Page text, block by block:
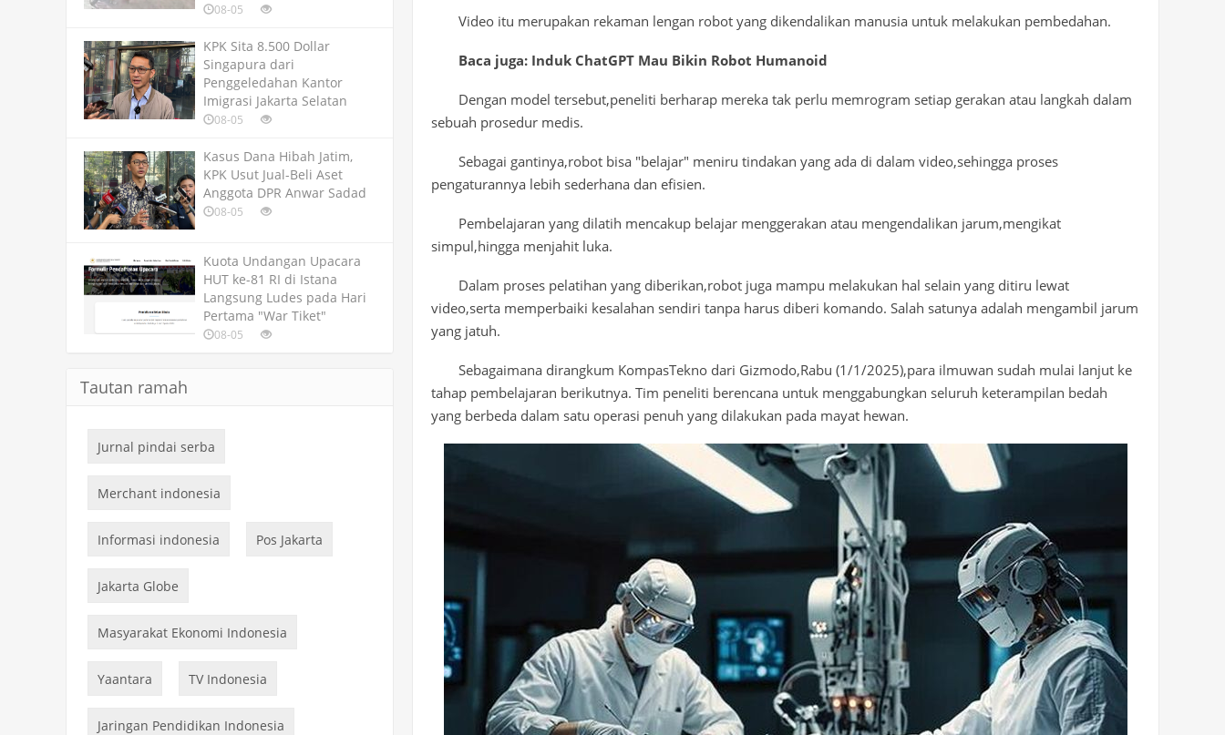
08-05
KPK Sita 8.500 Dollar
Singapura dari
Penggeledahan Kantor
Imigrasi Jakarta Selatan
08-05
Kasus Dana Hibah Jatim,
KPK Usut Jual-Beli Aset
Anggota DPR Anwar Sadad
08-05
Kuota Undangan Upacara
HUT ke-81 RI di Istana
Langsung Ludes pada Hari
Pertama "War Tiket"
08-05
Tautan ramah
Jurnal pindai serba
Merchant indonesia
Informasi indonesia Pos Jakarta
Jakarta Globe
Masyarakat Ekonomi Indonesia
Yaantara TV Indonesia
Jaringan Pendidikan Indonesia
Video itu merupakan rekaman lengan robot yang dikendalikan manusia untuk melakukan pembedahan.
Baca juga: Induk ChatGPT Mau Bikin Robot Humanoid
Dengan model tersebut,peneliti berharap mereka tak perlu memrogram setiap gerakan atau langkah dalam
sebuah prosedur medis.
Sebagai gantinya,robot bisa "belajar" meniru tindakan yang ada di dalam video,sehingga proses
pengaturannya lebih sederhana dan efisien.
Pembelajaran yang dilatih mencakup belajar menggerakan atau mengendalikan jarum,mengikat
simpul,hingga menjahit luka.
Dalam proses pelatihan yang diberikan,robot juga mampu melakukan hal selain yang ditiru lewat
video,serta memperbaiki kesalahan sendiri tanpa harus diberi komando. Salah satunya adalah mengambil jarum
yang jatuh.
Sebagaimana dirangkum KompasTekno dari Gizmodo,Rabu (1/1/2025),para ilmuwan sudah mulai lanjut ke
tahap pembelajaran berikutnya. Tim peneliti berencana untuk menggabungkan seluruh keterampilan bedah
yang berbeda dalam satu operasi penuh yang dilakukan pada mayat hewan.